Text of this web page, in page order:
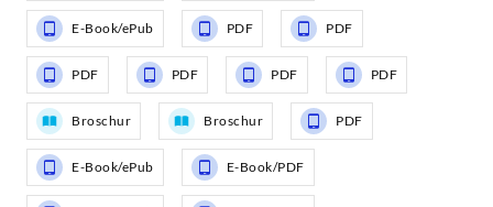
E-Book/ePub PDF PDF
PDF PDF PDF PDF
Broschur Broschur PDF
E-Book/ePub E-Book/PDF